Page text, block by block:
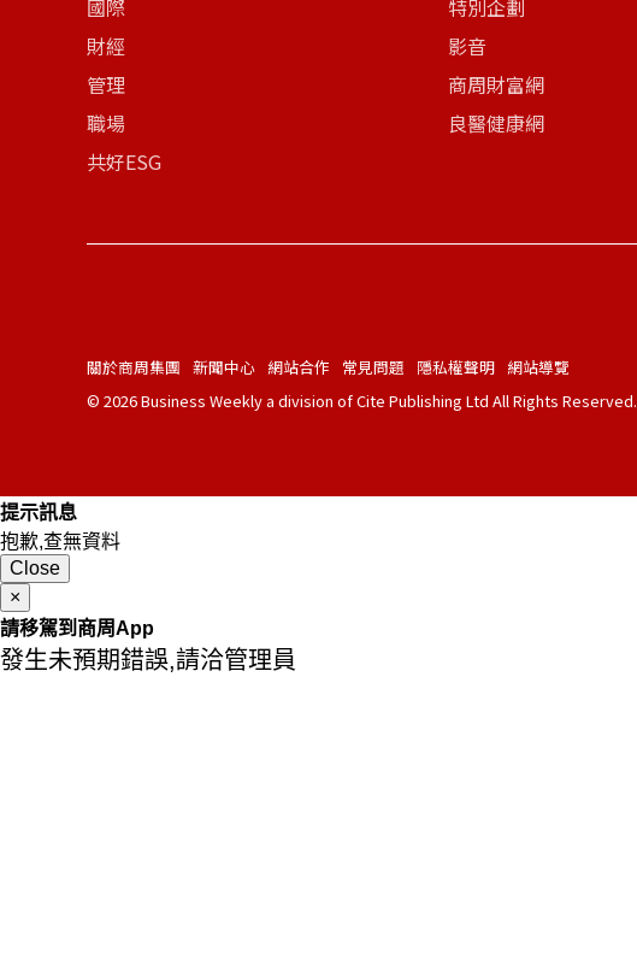
國際
財經
管理
職場
共好ESG
特別企劃
影音
商周財富網
良醫健康網
關於商周集團 新聞中心 網站合作 常見問題 隱私權聲明 網站導覽
© 2026 Business Weekly a division of Cite Publishing Ltd All Rights Reserved.
提示訊息
抱歉,查無資料
Close
×
請移駕到商周App
發生未預期錯誤,請洽管理員